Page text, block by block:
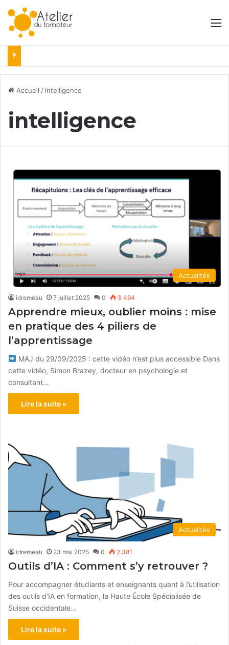
Accueil / intelligence
intelligence
Actualités
idremeau 7 juillet 2025 0 3 494
Apprendre mieux, oublier moins : mise
en pratique des 4 piliers de
l’apprentissage
MAJ du 29/09/2025 : cette vidéo n’est plus accessible Dans
cette vidéo, Simon Brazey, docteur en psychologie et
consultant…
Lire la suite »
Actualités
idremeau 23 mai 2025 0 2 381
Outils d’IA : Comment s’y retrouver ?
Pour accompagner étudiants et enseignants quant à l’utilisation
des outils d’IA en formation, la Haute École Spécialisée de
Suisse occidentale…
Lire la suite »